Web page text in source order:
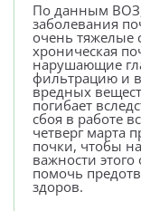
По данным
заболевания
очень тяжелые
хроническая
нарушающие
фильтрацию и
вредных
погибает
сбоя в работе
четверг марта
почки, чтобы
важности
помочь
здоров.